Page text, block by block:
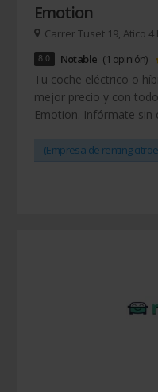
Emotion
Carrer Tuset 19, Atico
8.0 Notable (1 opinión)
Tu coche eléctrico o
mejor precio y con
Emotion. Infórmate sin
(Empresa de renting